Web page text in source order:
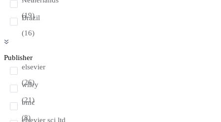
(19)
Brazil
(16)
Publisher
elsevier
(26)
wiley
(21)
bmc
(8)
elsevier sci ltd